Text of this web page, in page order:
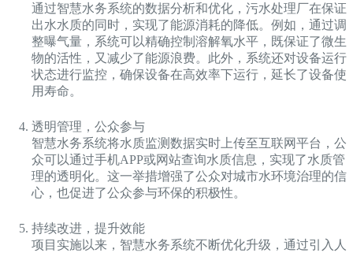
通过智慧水务系统的数据分析和优化，污水处理厂在保证
出水水质的同时，实现了能源消耗的降低。例如，通过调
整曝气量，系统可以精确控制溶解氧水平，既保证了微生
物的活性，又减少了能源浪费。此外，系统还对设备运行
状态进行监控，确保设备在高效率下运行，延长了设备使
用寿命。
透明管理，公众参与
智慧水务系统将水质监测数据实时上传至互联网平台，公
众可以通过手机APP或网站查询水质信息，实现了水质管
理的透明化。这一举措增强了公众对城市水环境治理的信
心，也促进了公众参与环保的积极性。
持续改进，提升效能
项目实施以来，智慧水务系统不断优化升级，通过引入人